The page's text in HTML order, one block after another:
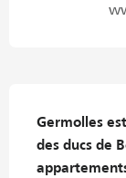
Germolles
des ducs de